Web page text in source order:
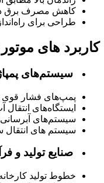
کاهش مصرف برق
طراحی برای راه‌اندازی ستاره–مثلث
کاربرد های موتور 3 فاز 270 اسب چدنی موتوژن
سیستم‌های
پمپ‌های فشار قوی و
ایستگاه‌های
سیستم‌های
سیستم های انتقال
صنایع تولید و
خطوط تولید